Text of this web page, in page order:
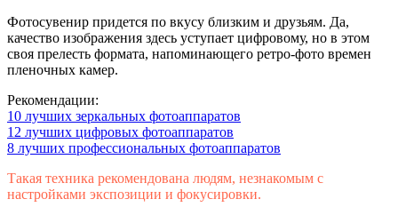
Фотосувенир придется по вкусу близким и друзьям. Да,
качество изображения здесь уступает цифровому, но в этом
своя прелесть формата, напоминающего ретро-фото времен
пленочных камер.
Рекомендации:
10 лучших зеркальных фотоаппаратов
12 лучших цифровых фотоаппаратов
8 лучших профессиональных фотоаппаратов
Такая техника рекомендована людям, незнакомым с
настройками экспозиции и фокусировки.